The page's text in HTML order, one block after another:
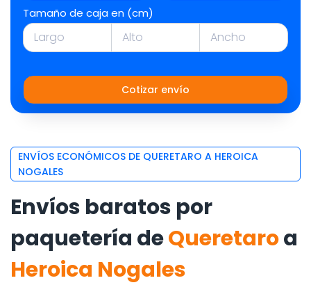
Tamaño de caja en (cm)
Cotizar envío
ENVÍOS ECONÓMICOS DE QUERETARO A HEROICA
NOGALES
Envíos baratos por
paquetería deQueretaroa
Heroica Nogales